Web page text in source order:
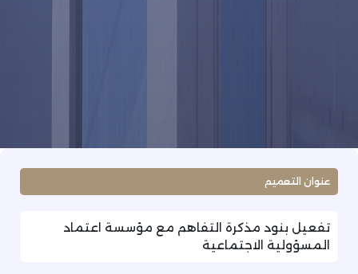
عنوان التعميم
تفعيل بنود مذكرة التفاهم مع مؤسسة اعتماد
المسؤولية الاجتماعية